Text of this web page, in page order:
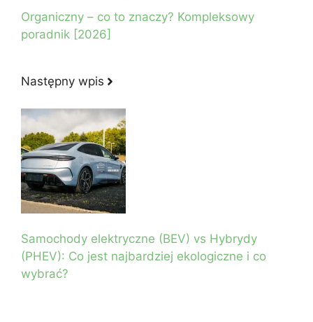
Organiczny – co to znaczy? Kompleksowy
poradnik [2026]
Następny wpis
Samochody elektryczne (BEV) vs Hybrydy
(PHEV): Co jest najbardziej ekologiczne i co
wybrać?